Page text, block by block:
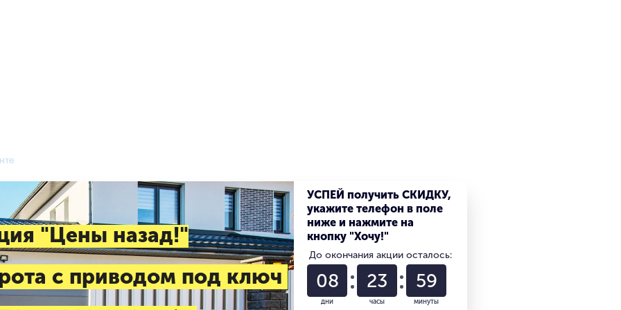
"Цены назад!"
с приводом под ключ
УСПЕЙ получить СКИДКУ,
укажите телефон в поле
ниже и нажмите на
кнопку "Хочу!"
До окончания акции осталось:
08
дни
23
часы
59
минуты